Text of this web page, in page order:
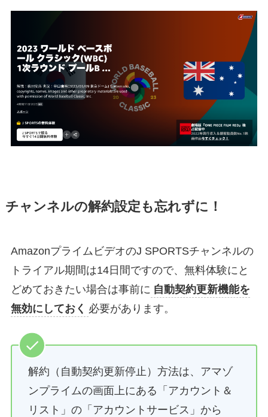
チャンネルの解約設定も忘れずに！
AmazonプライムビデオのJ SPORTSチャンネルの
トライアル期間は14日間ですので、無料体験にと
どめておきたい場合は事前に 自動契約更新機能を
無効にしておく 必要があります。
解約（自動契約更新停止）方法は、アマゾ
ンプライムの画面上にある「アカウント＆
リスト」の「アカウントサービス」から